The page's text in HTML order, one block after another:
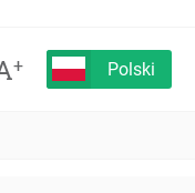
+ Polski